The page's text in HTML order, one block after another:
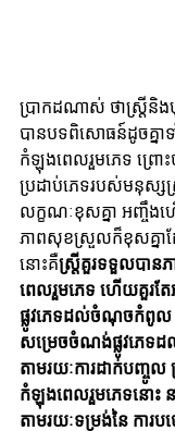
ប្រាកដណាស់​ ថា​ស្ត្រីនិ
បានបទពិសោធ​ន៍​ដូចគ្នា
កំឡុងពេលរួមភេទ ព្រោះ
ប្រដាប់ភេទរបស់មនុស្
លក្ខណៈខុសគ្នា អញ្ចឹង
ភាពសុខស្រួលក៏ខុសគ្នាដ
នោះគឺស្រ្តីគួរទទួលបា
ពេលរួមភេទ​ ហើយគួរត
ផ្លូវភេទដល់ចំណុចកំពូល
សម្រេចចំណង់ផ្លូវភេ
តាមរយៈការដាក់បញ្ចូល
កំឡុង​ពេលរួមភេទនោះ ន
តាមរយៈទម្រង់នៃ ការ